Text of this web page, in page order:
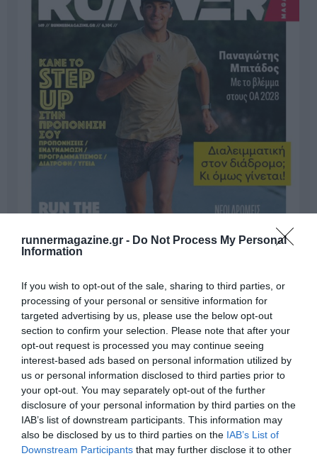
runnermagazine.gr - Do Not Process My Personal
Information
If you wish to opt-out of the sale, sharing to third parties, or
processing of your personal or sensitive information for
targeted advertising by us, please use the below opt-out
section to confirm your selection. Please note that after your
opt-out request is processed you may continue seeing
interest-based ads based on personal information utilized by
us or personal information disclosed to third parties prior to
your opt-out. You may separately opt-out of the further
disclosure of your personal information by third parties on the
IAB’s list of downstream participants. This information may
also be disclosed by us to third parties on the IAB’s List of
Downstream Participants that may further disclose it to other
Γίνε Συνδρομητής
Βρες το RUNNER!
Όλα τα Τεύχη